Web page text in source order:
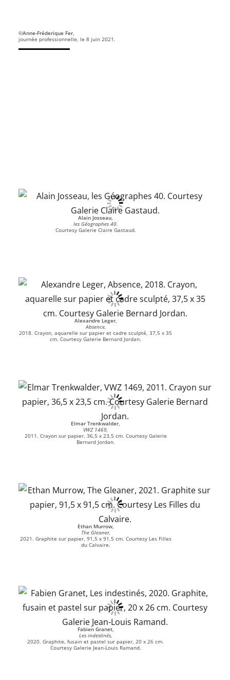
©Anne-Fréderique Fer,
journée professionnelle, le 8 juin 2021.
Alain Josseau,
les Géographes 40.
Courtesy Galerie Claire Gastaud.
Alexandre Leger,
Absence,
2018. Crayon, aquarelle sur papier et cadre sculpté, 37,5 x 35
cm. Courtesy Galerie Bernard Jordan.
Elmar Trenkwalder,
VWZ 1469,
2011. Crayon sur papier, 36,5 x 23,5 cm. Courtesy Galerie
Bernard Jordan.
Ethan Murrow,
The Gleaner,
2021. Graphite sur papier, 91,5 x 91,5 cm. Courtesy Les Filles
du Calvaire.
Fabien Granet,
Les indestinés,
2020. Graphite, fusain et pastel sur papier, 20 x 26 cm.
Courtesy Galerie Jean-Louis Ramand.